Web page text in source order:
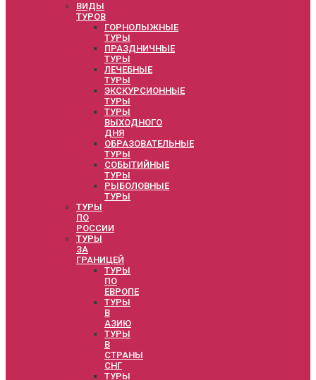
ВИДЫ
ТУРОВ
ГОРНОЛЫЖНЫЕ
ТУРЫ
ПРАЗДНИЧНЫЕ
ТУРЫ
ЛЕЧЕБНЫЕ
ТУРЫ
ЭКСКУРСИОННЫЕ
ТУРЫ
ТУРЫ
ВЫХОДНОГО
ДНЯ
ОБРАЗОВАТЕЛЬНЫЕ
ТУРЫ
СОБЫТИЙНЫЕ
ТУРЫ
РЫБОЛОВНЫЕ
ТУРЫ
ТУРЫ
ПО
РОССИИ
ТУРЫ
ЗА
ГРАНИЦЕЙ
ТУРЫ
ПО
ЕВРОПЕ
ТУРЫ
В
АЗИЮ
ТУРЫ
В
СТРАНЫ
СНГ
ТУРЫ